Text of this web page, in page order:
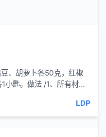
、胡萝卜各50克，红椒
小匙。做法 /1、所有材料
LDP